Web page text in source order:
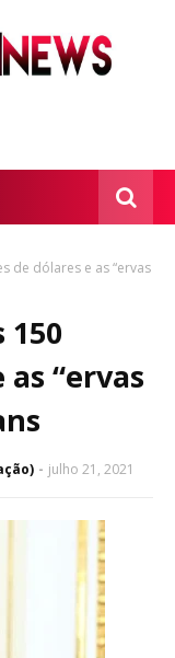
de dólares e as “ervas
150
“ervas
julho 21, 2021